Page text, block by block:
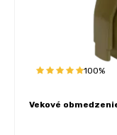
100%
Vekové